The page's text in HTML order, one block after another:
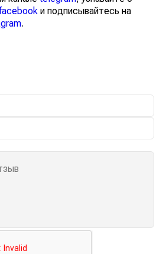
facebook и подписывайтесь на